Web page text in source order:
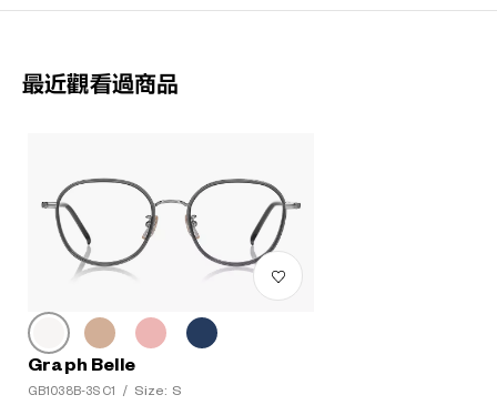
最近觀看過商品
Graph Belle
GB1038B-3S C1 / Size: S